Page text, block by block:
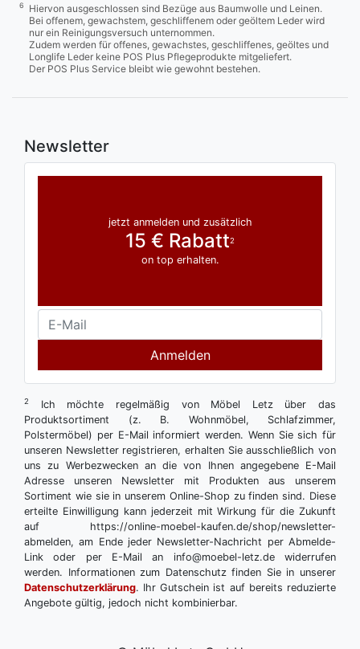
6
Hiervon ausgeschlossen sind Bezüge aus Baumwolle und Leinen.
Bei offenem, gewachstem, geschliffenem oder geöltem Leder wird
nur ein Reinigungsversuch unternommen.
Zudem werden für offenes, gewachstes, geschliffenes, geöltes und
Longlife Leder keine POS Plus Pflegeprodukte mitgeliefert.
Der POS Plus Service bleibt wie gewohnt bestehen.
Newsletter
jetzt anmelden und zusätzlich
15 € Rabatt2
on top erhalten.
Anmelden
2
Ich möchte regelmäßig von Möbel Letz über das
Produktsortiment (z. B. Wohnmöbel, Schlafzimmer,
Polstermöbel) per E-Mail informiert werden. Wenn Sie sich für
unseren Newsletter registrieren, erhalten Sie ausschließlich von
uns zu Werbezwecken an die von Ihnen angegebene E-Mail
Adresse unseren Newsletter mit Produkten aus unserem
Sortiment wie sie in unserem Online-Shop zu finden sind. Diese
erteilte Einwilligung kann jederzeit mit Wirkung für die Zukunft
auf https://online-moebel-kaufen.de/shop/newsletter-
abmelden, am Ende jeder Newsletter-Nachricht per Abmelde-
Link oder per E-Mail an info@moebel-letz.de widerrufen
werden. Informationen zum Datenschutz finden Sie in unserer
Datenschutzerklärung. Ihr Gutschein ist auf bereits reduzierte
Angebote gültig, jedoch nicht kombinierbar.